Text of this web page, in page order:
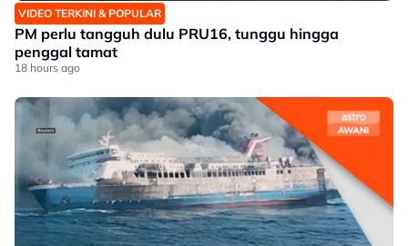
VIDEO TERKINI & POPULAR
PM perlu tangguh dulu PRU16, tunggu hingga
penggal tamat
18 hours ago